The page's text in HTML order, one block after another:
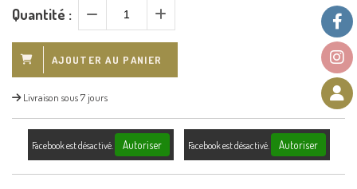
Quantité :
AJOUTER AU PANIER
Livraison sous 7 jours
Facebook est désactivé. Autoriser Facebook est désactivé. Autoriser